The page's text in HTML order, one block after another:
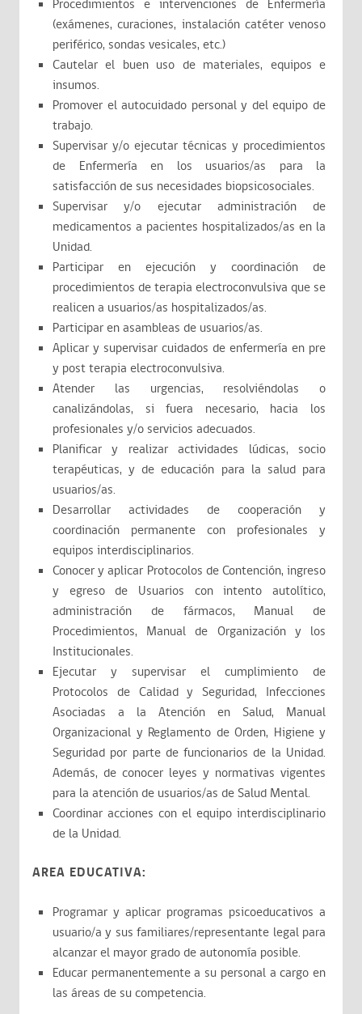
Procedimientos e intervenciones de Enfermería
(exámenes, curaciones, instalación catéter venoso
periférico, sondas vesicales, etc.)
Cautelar el buen uso de materiales, equipos e
insumos.
Promover el autocuidado personal y del equipo de
trabajo.
Supervisar y/o ejecutar técnicas y procedimientos
de Enfermería en los usuarios/as para la
satisfacción de sus necesidades biopsicosociales.
Supervisar y/o ejecutar administración de
medicamentos a pacientes hospitalizados/as en la
Unidad.
Participar en ejecución y coordinación de
procedimientos de terapia electroconvulsiva que se
realicen a usuarios/as hospitalizados/as.
Participar en asambleas de usuarios/as.
Aplicar y supervisar cuidados de enfermería en pre
y post terapia electroconvulsiva.
Atender las urgencias, resolviéndolas o
canalizándolas, si fuera necesario, hacia los
profesionales y/o servicios adecuados.
Planificar y realizar actividades lúdicas, socio
terapéuticas, y de educación para la salud para
usuarios/as.
Desarrollar actividades de cooperación y
coordinación permanente con profesionales y
equipos interdisciplinarios.
Conocer y aplicar Protocolos de Contención, ingreso
y egreso de Usuarios con intento autolítico,
administración de fármacos, Manual de
Procedimientos, Manual de Organización y los
Institucionales.
Ejecutar y supervisar el cumplimiento de
Protocolos de Calidad y Seguridad, Infecciones
Asociadas a la Atención en Salud, Manual
Organizacional y Reglamento de Orden, Higiene y
Seguridad por parte de funcionarios de la Unidad.
Además, de conocer leyes y normativas vigentes
para la atención de usuarios/as de Salud Mental.
Coordinar acciones con el equipo interdisciplinario
de la Unidad.
AREA EDUCATIVA:
Programar y aplicar programas psicoeducativos a
usuario/a y sus familiares/representante legal para
alcanzar el mayor grado de autonomía posible.
Educar permanentemente a su personal a cargo en
las áreas de su competencia.